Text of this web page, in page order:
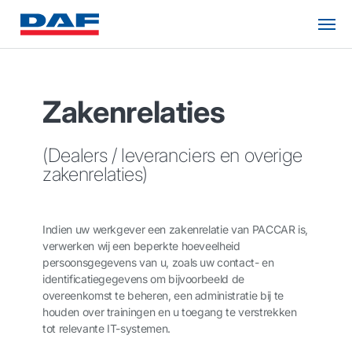
Zakenrelaties
(Dealers / leveranciers en overige
zakenrelaties)
Indien uw werkgever een zakenrelatie van PACCAR is,
verwerken wij een beperkte hoeveelheid
persoonsgegevens van u, zoals uw contact- en
identificatiegegevens om bijvoorbeeld de
overeenkomst te beheren, een administratie bij te
houden over trainingen en u toegang te verstrekken
tot relevante IT-systemen.